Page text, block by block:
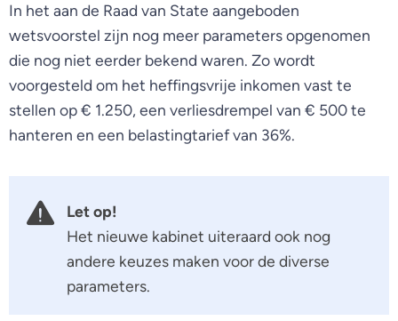
In het aan de Raad van State aangeboden
wetsvoorstel zijn nog meer parameters opgenomen
die nog niet eerder bekend waren. Zo wordt
voorgesteld om het heffingsvrije inkomen vast te
stellen op € 1.250, een verliesdrempel van € 500 te
hanteren en een belastingtarief van 36%.
Let op!
Het nieuwe kabinet uiteraard ook nog
andere keuzes maken voor de diverse
parameters.